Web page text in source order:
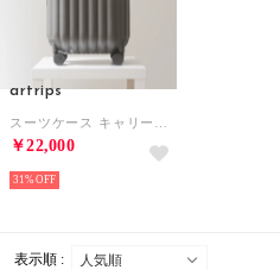
artrips
￥22,000
31%
表示順 :